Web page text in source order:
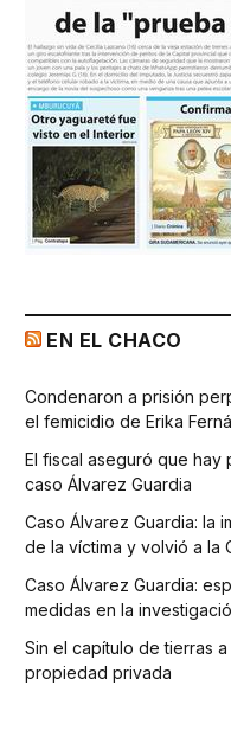
EN EL CHACO
Condenaron a prisión
el femicidio de Erika
El fiscal aseguró que hay
caso Álvarez Guardia
Caso Álvarez Guardia: la
de la víctima y volvió a la
Caso Álvarez Guardia:
medidas en la
Sin el capítulo de tierras
propiedad privada